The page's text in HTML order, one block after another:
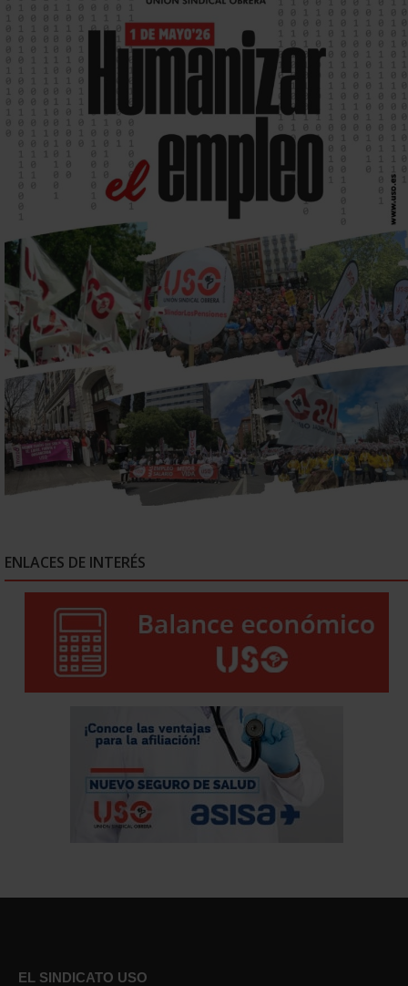
ENLACES DE INTERÉS
EL SINDICATO USO